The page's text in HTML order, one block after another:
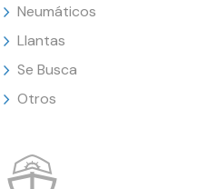
Neumáticos
Llantas
Se Busca
Otros